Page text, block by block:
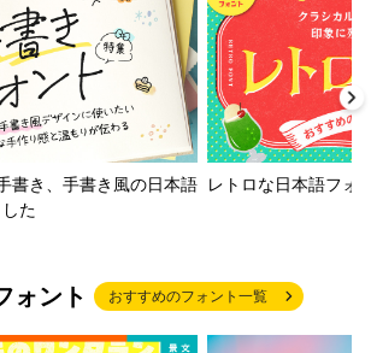
書き、手書き風の日本語
た
レトロな日本語フォ
ォント おすすめのフォント一覧